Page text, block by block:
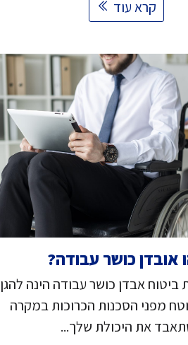
קרא עוד
אובדן כושר עבודה?
אבדן כושר עבודה הינה להגן
מפני הסכנות הכרוכות במקרה
את היכולת שלך...